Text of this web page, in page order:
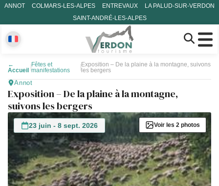
ANNOT COLMARS-LES-ALPES ENTREVAUX
LA PALUD-SUR-VERDON
SAINT-ANDRÉ-LES-ALPES
←
Accueil
Fêtes et
manifestations
Exposition – De la plaine à la montagne, suivons
les bergers
Annot
Exposition – De la plaine à la montagne,
suivons les bergers
23 juin - 8 sept. 2026 Voir les 2 photos